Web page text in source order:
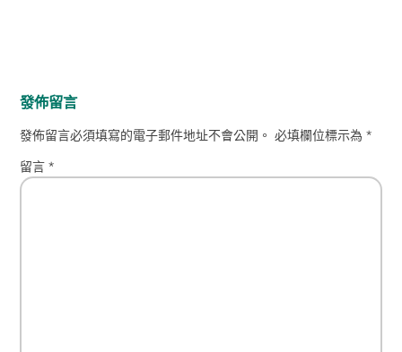
發佈留言
發佈留言必須填寫的電子郵件地址不會公開。 必填欄位標示為*
留言*